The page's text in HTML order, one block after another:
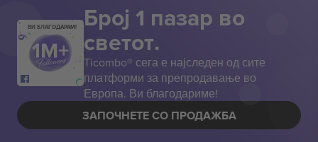
ВИ БЛАГОДАРАМ! Број 1 пазар во
светот.
Ticombo® сега е најследен од сите
платформи за препродавање во
Европа. Ви благодариме!
ЗАПОЧНЕТЕ СО ПРОДАЖБА